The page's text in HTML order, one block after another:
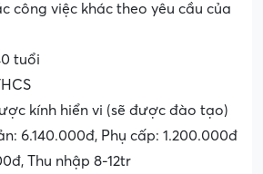
công việc khác theo yêu cầu của
tuổi
kính hiển vi (sẽ được đào tạo)
6.140.000đ, Phụ cấp: 1.200.000đ
Thu nhập 8-12tr